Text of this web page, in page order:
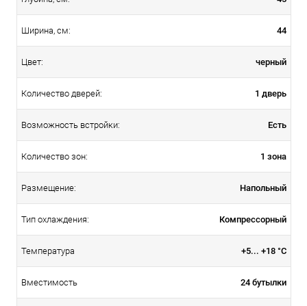
Ширина, см: 44
Цвет: черный
Количество дверей: 1 дверь
Возможность встройки: Есть
Количество зон: 1 зона
Размещение: Напольный
Тип охлаждения: Компрессорный
Температура +5... +18 °C
Вместимость 24 бутылки